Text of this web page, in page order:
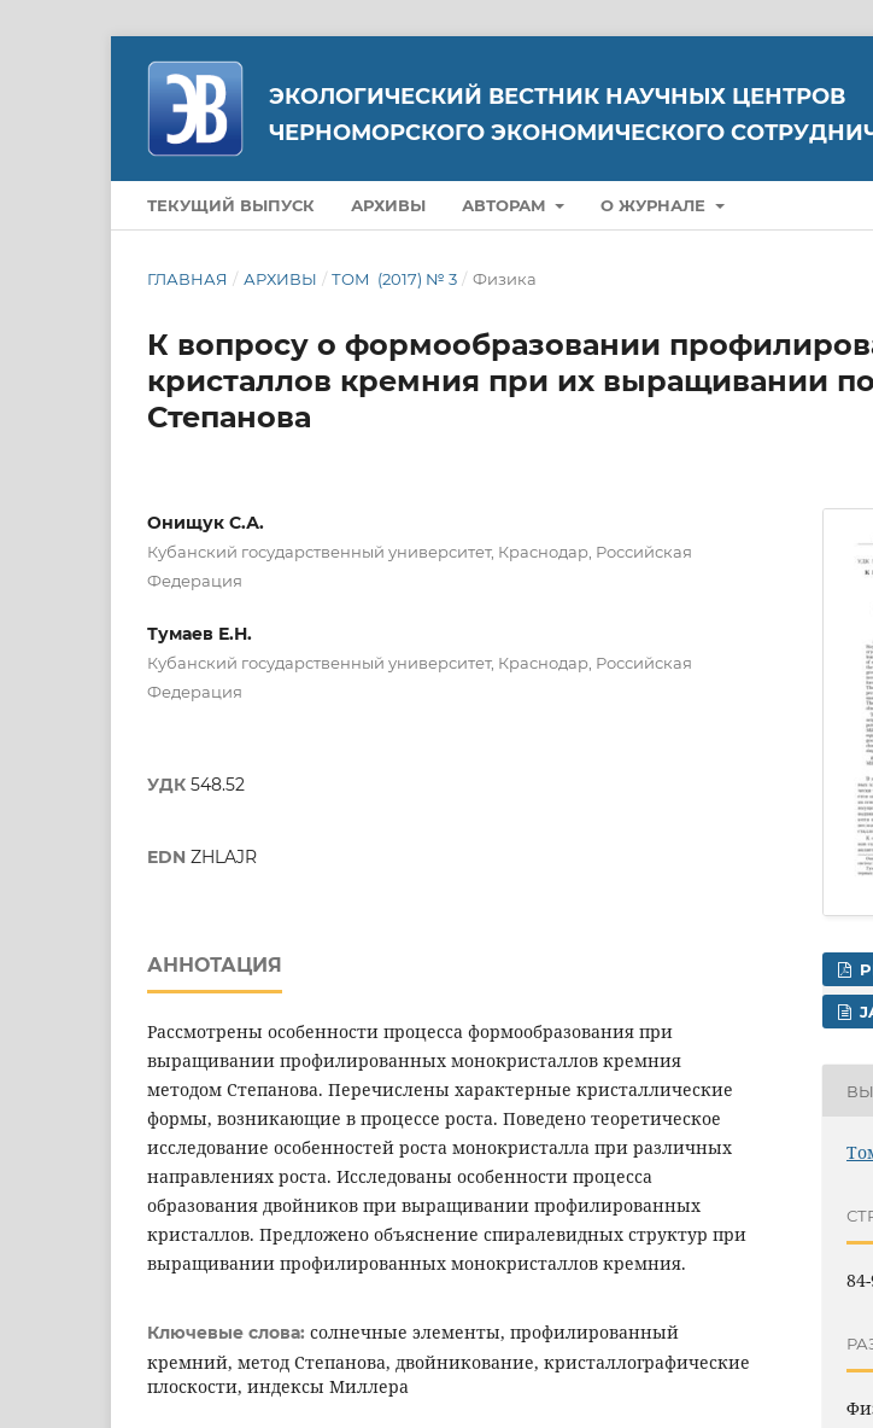
ЭКОЛОГИЧЕСКИЙ ВЕСТНИК НАУЧНЫХ ЦЕНТРОВ
ЧЕРНОМОРСКОГО ЭКОНОМИЧЕСКОГО
ТЕКУЩИЙ ВЫПУСК АРХИВЫ АВТОРАМ О ЖУРНАЛЕ
ГЛАВНАЯ / АРХИВЫ / ТОМ (2017) № 3 / Физика
К вопросу о формообразовании
кристаллов кремния при их выращивании
Степанова
Онищук С.А.
Кубанский государственный университет, Краснодар, Российская
Федерация
Тумаев Е.Н.
Кубанский государственный университет, Краснодар, Российская
Федерация
УДК 548.52
EDN ZHLAJR
АННОТАЦИЯ
Рассмотрены особенности процесса формообразования при
выращивании профилированных монокристаллов кремния
методом Степанова. Перечислены характерные кристаллические
формы, возникающие в процессе роста. Поведено теоретическое
исследование особенностей роста монокристалла при различных
направлениях роста. Исследованы особенности процесса
образования двойников при выращивании профилированных
кристаллов. Предложено объяснение спиралевидных структур при
выращивании профилированных монокристаллов кремния.
Ключевые слова: солнечные элементы, профилированный
кремний, метод Степанова, двойникование, кристаллографические
плоскости, индексы Миллера